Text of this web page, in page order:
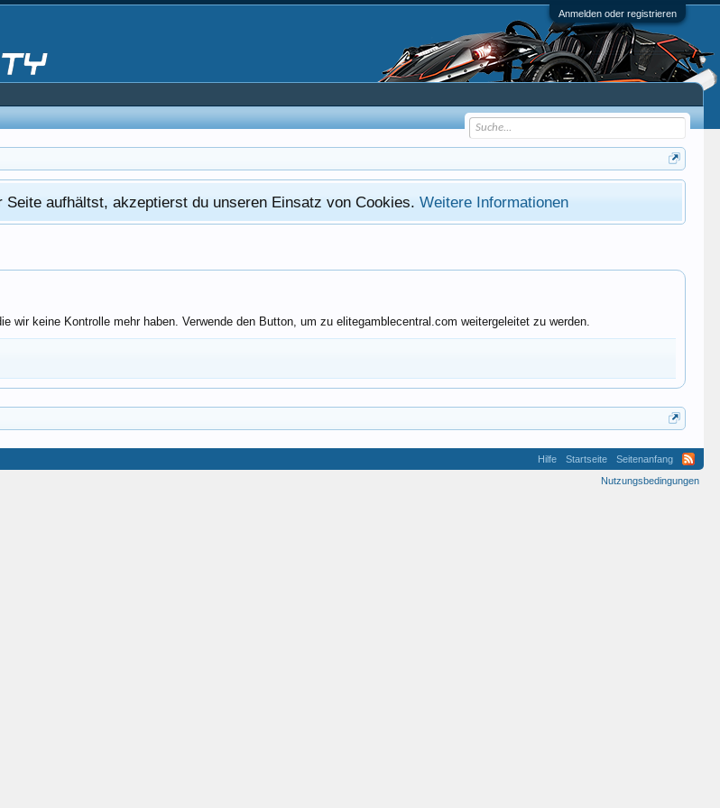
Anmelden oder registrieren
aufhältst, akzeptierst du unseren Einsatz von Cookies.Weitere Informationen
wir keine Kontrolle mehr haben. Verwende den Button, um zu elitegamblecentral.com weitergeleitet zu werden.
Hilfe Startseite
Seitenanfang
Nutzungsbedingungen